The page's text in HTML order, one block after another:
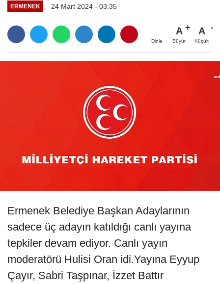
ERMENEK 24 Mart 2024 - 03:35
Dinle
A
Büyüt
A
Küçült
Ermenek Belediye Başkan Adaylarının
sadece üç adayın katıldığı canlı yayına
tepkiler devam ediyor. Canlı yayın
moderatörü Hulisi Oran idi.Yayına Eyyup
Çayır, Sabri Taşpınar, İzzet Battır